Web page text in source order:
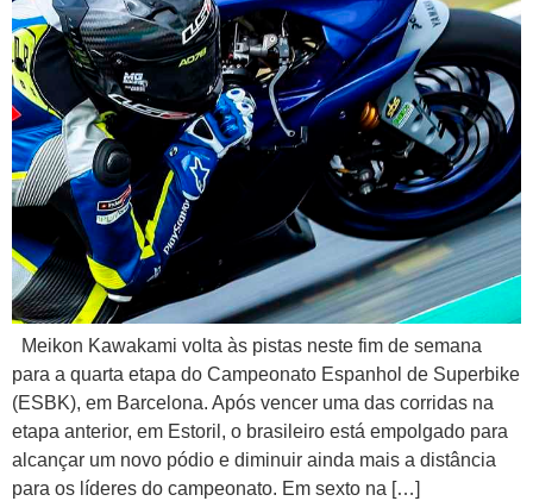
Meikon Kawakami volta às pistas neste fim de semana
para a quarta etapa do Campeonato Espanhol de Superbike
(ESBK), em Barcelona. Após vencer uma das corridas na
etapa anterior, em Estoril, o brasileiro está empolgado para
alcançar um novo pódio e diminuir ainda mais a distância
para os líderes do campeonato. Em sexto na […]